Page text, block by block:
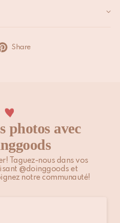
Les commandes passées le
traitées le jour ouvrable
taxes locales et éventuels
consulter notre page
Share
photos avec
Taguez-nous dans vos
@doinggoods et
notre communauté!